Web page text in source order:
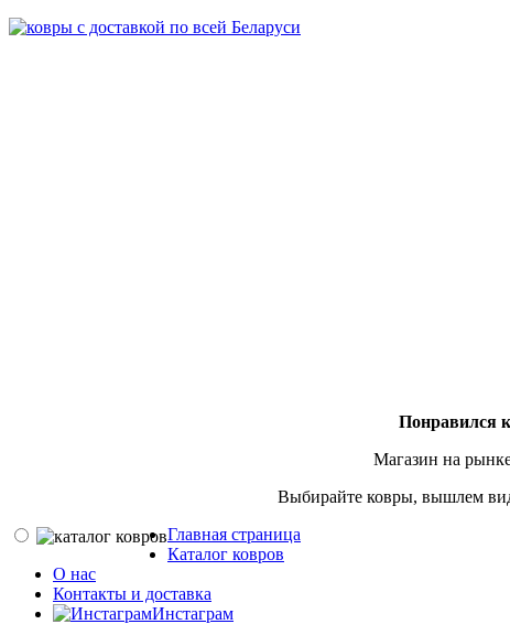
Понравился
Магазин на
Выбирайте ковры, вышлем
Главная страница
Каталог ковров
О нас
Контакты и доставка
Инстаграм